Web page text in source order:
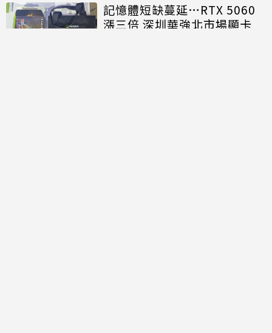
記憶體短缺蔓延…RTX 5060
漲三倍 深圳華強北市場顯卡